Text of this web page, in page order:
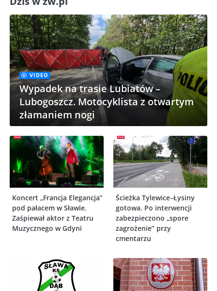
VIDEO
Wypadek na trasie Lubiatów –
Lubogoszcz. Motocyklista z otwartym
złamaniem nogi
Koncert „Francja Elegancja”
pod pałacem w Sławie.
Zaśpiewał aktor z Teatru
Muzycznego w Gdyni
Ścieżka Tylewice–Łysiny
gotowa. Po interwencji
zabezpieczono „spore
zagrożenie” przy
cmentarzu